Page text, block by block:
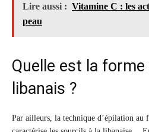
Lire aussi : Vitamine C : les
peau
Quelle est la
libanais ?
Par ailleurs, la technique d’épilation au